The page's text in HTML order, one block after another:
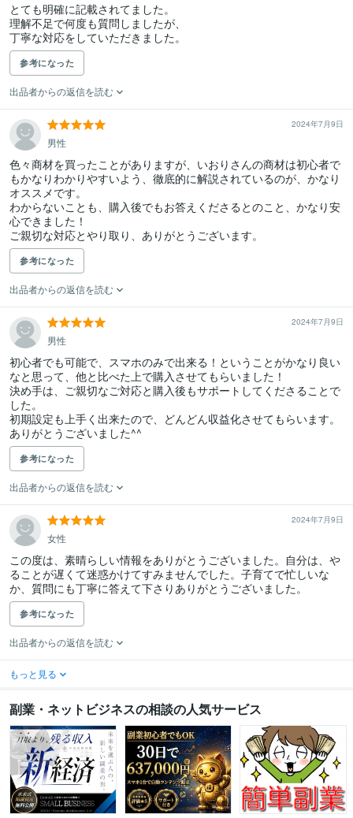
とても明確に記載されてました。
理解不足で何度も質問しましたが、
参考になった
出品者からの返信を読む
2024年7月9日
男性
色々商材を買ったことがありますが、いおりさんの商材は初心者で
もかなりわかりやすいよう、徹底的に解説されているのが、かなり
オススメです。
わからないことも、購入後でもお答えくださるとのこと、かなり安
心できました！
ご親切な対応とやり取り、ありがとうございます。
参考になった
出品者からの返信を読む
2024年7月9日
男性
初心者でも可能で、スマホのみで出来る！ということがかなり良い
なと思って、他と比べた上で購入させてもらいました！
決め手は、ご親切なご対応と購入後もサポートしてくださることで
した。
初期設定も上手く出来たので、どんどん収益化させてもらいます。
ありがとうございました^^
参考になった
出品者からの返信を読む
2024年7月9日
女性
この度は、素晴らしい情報をありがとうございました。自分は、や
ることが遅くて迷惑かけてすみませんでした。子育てで忙しいな
か、質問にも丁寧に答えて下さりありがとうございました。
参考になった
出品者からの返信を読む
もっと見る
副業・ネットビジネスの相談の人気サービス